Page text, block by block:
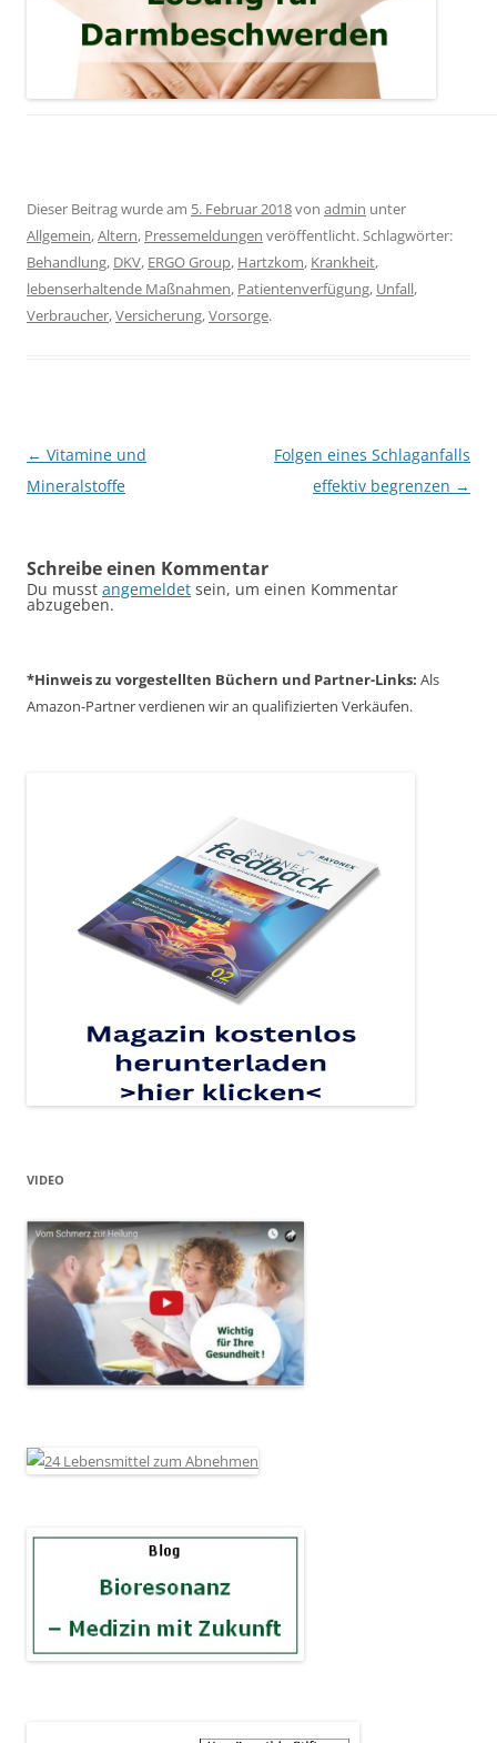
Dieser Beitrag wurde am 5. Februar 2018von admin unter
Allgemein,Altern, Pressemeldungen veröffentlicht. Schlagwörter:
Behandlung, DKV, ERGO Group, Hartzkom, Krankheit,
lebenserhaltende Maßnahmen, Patientenverfügung, Unfall,
Verbraucher,Versicherung,Vorsorge.
Beitragsnavigation
← Vitamine und
Mineralstoffe
Folgen eines Schlaganfalls
effektiv begrenzen →
Schreibe einen Kommentar
Du musst angemeldet sein, um einen Kommentar
abzugeben.
*Hinweis zu vorgestellten Büchern und Partner-Links: Als
Amazon-Partner verdienen wir an qualifizierten Verkäufen.
VIDEO